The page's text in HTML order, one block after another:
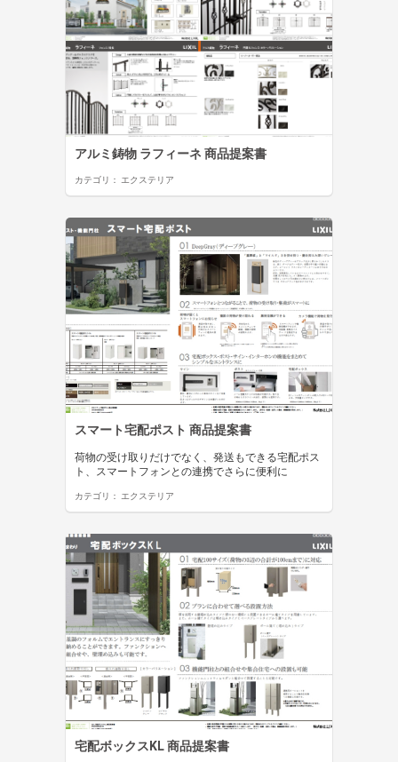
アルミ鋳物 ラフィーネ 商品提案書
カテゴリ： エクステリア
スマート宅配ポスト 商品提案書
荷物の受け取りだけでなく、発送もできる宅配ポス
ト、スマートフォンとの連携でさらに便利に
カテゴリ： エクステリア
宅配ボックスKL 商品提案書